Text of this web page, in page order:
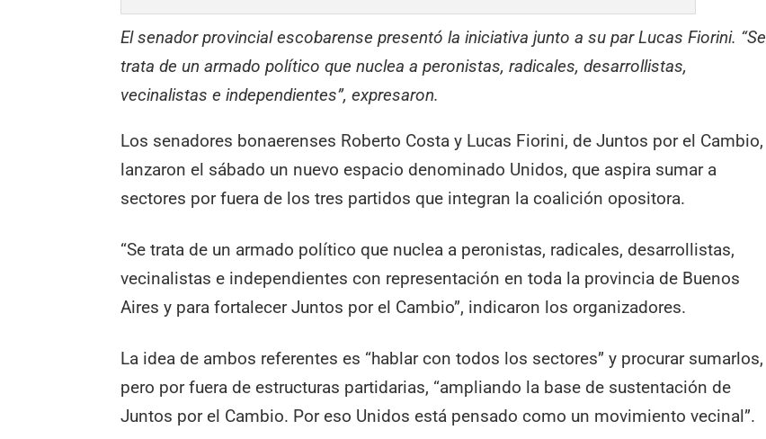
El senador provincial escobarense presentó la iniciativa junto a su par Lucas Fiorini. “Se
trata de un armado político que nuclea a peronistas, radicales, desarrollistas,
vecinalistas e independientes”, expresaron.
Los senadores bonaerenses Roberto Costa y Lucas Fiorini, de Juntos por el Cambio,
lanzaron el sábado un nuevo espacio denominado Unidos, que aspira sumar a
sectores por fuera de los tres partidos que integran la coalición opositora.
“Se trata de un armado político que nuclea a peronistas, radicales, desarrollistas,
vecinalistas e independientes con representación en toda la provincia de Buenos
Aires y para fortalecer Juntos por el Cambio”, indicaron los organizadores.
La idea de ambos referentes es “hablar con todos los sectores” y procurar sumarlos,
pero por fuera de estructuras partidarias, “ampliando la base de sustentación de
Juntos por el Cambio. Por eso Unidos está pensado como un movimiento vecinal”.